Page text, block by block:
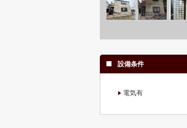
設備条件
電気有